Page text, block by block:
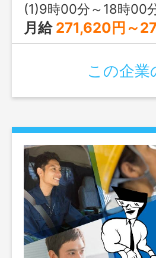
(1)9時00分～18時00
月給 271,620円～
この企